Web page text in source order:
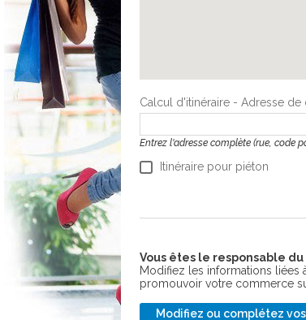
Calcul d'itinéraire - Adresse de
Entrez l'adresse complète (rue, code
Itinéraire pour piéton
Vous êtes le responsable du
Modifiez les informations liées
promouvoir votre commerce
Modifiez ou complétez